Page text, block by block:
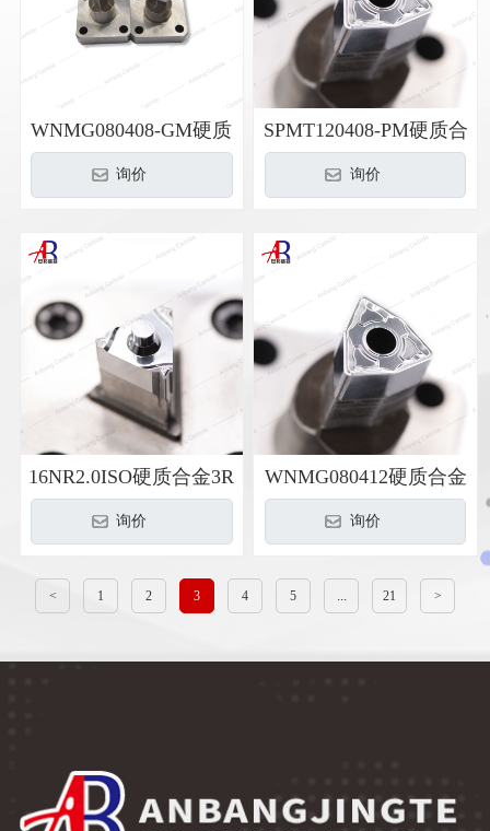
WNMG080408-GM硬质
合金3R模具
询价
SPMT120408-PM硬质合
金3R模具
询价
16NR2.0ISO硬质合金3R
模具
询价
WNMG080412硬质合金
3R模具
询价
< 1 2 3 4 5 ... 21 >